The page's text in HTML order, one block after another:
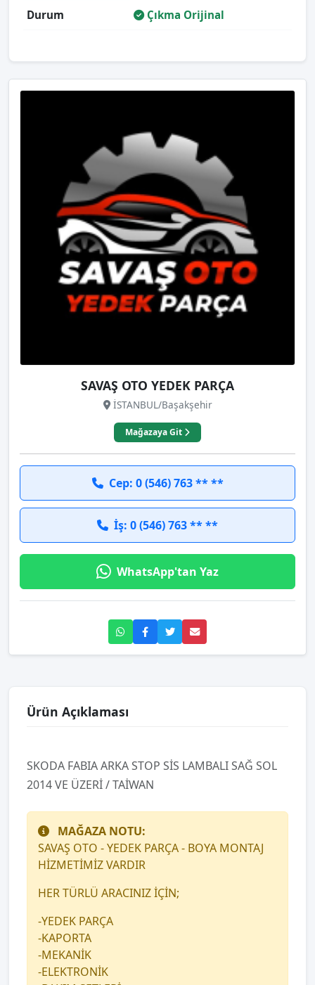
Durum Çıkma Orijinal
SAVAŞ OTO YEDEK PARÇA
İSTANBUL/Başakşehir
Mağazaya Git
Cep: 0 (546) 763 ** **
İş: 0 (546) 763 ** **
WhatsApp'tan Yaz
Ürün Açıklaması
SKODA FABIA ARKA STOP SİS LAMBALI SAĞ SOL
2014 VE ÜZERİ / TAİWAN
MAĞAZA NOTU:
SAVAŞ OTO - YEDEK PARÇA - BOYA MONTAJ
HİZMETİMİZ VARDIR
HER TÜRLÜ ARACINIZ İÇİN;
-YEDEK PARÇA
-KAPORTA
-MEKANİK
-ELEKTRONİK